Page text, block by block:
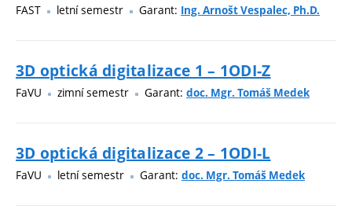
FAST letní semestr Garant: Ing. Arnošt Vespalec, Ph.D.
3D optická digitalizace 1 – 1ODI-Z
FaVU zimní semestr Garant: doc. Mgr. Tomáš Medek
3D optická digitalizace 2 – 1ODI-L
FaVU letní semestr Garant: doc. Mgr. Tomáš Medek